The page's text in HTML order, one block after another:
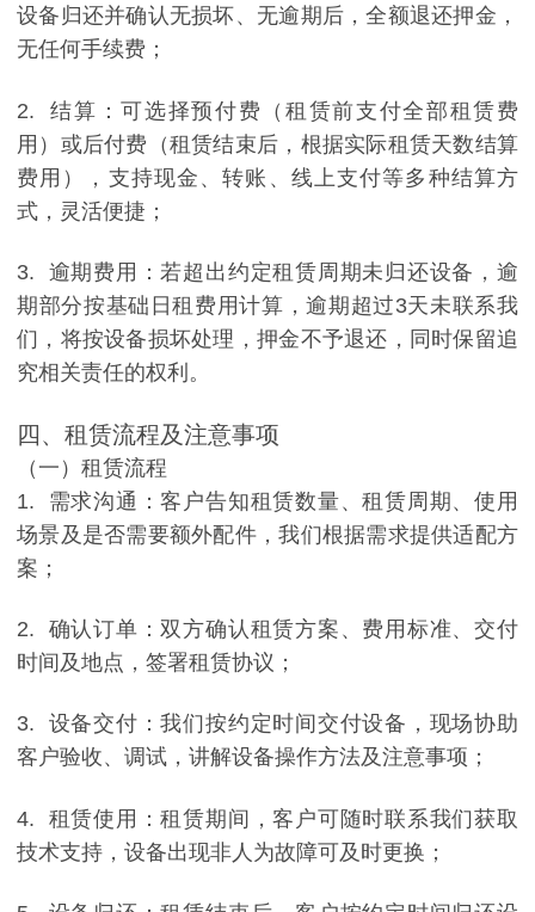
设备归还并确认无损坏、无逾期后，全额退还押金，
无任何手续费；
2. 结算：可选择预付费（租赁前支付全部租赁费
用）或后付费（租赁结束后，根据实际租赁天数结算
费用），支持现金、转账、线上支付等多种结算方
式，灵活便捷；
3. 逾期费用：若超出约定租赁周期未归还设备，逾
期部分按基础日租费用计算，逾期超过3天未联系我
们，将按设备损坏处理，押金不予退还，同时保留追
究相关责任的权利。
四、租赁流程及注意事项
（一）租赁流程
1. 需求沟通：客户告知租赁数量、租赁周期、使用
场景及是否需要额外配件，我们根据需求提供适配方
案；
2. 确认订单：双方确认租赁方案、费用标准、交付
时间及地点，签署租赁协议；
3. 设备交付：我们按约定时间交付设备，现场协助
客户验收、调试，讲解设备操作方法及注意事项；
4. 租赁使用：租赁期间，客户可随时联系我们获取
技术支持，设备出现非人为故障可及时更换；